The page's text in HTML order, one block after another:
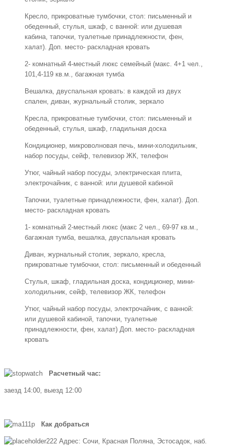
Кресло, прикроватные тумбочки, стол: письменный и
обеденный, стулья, шкаф, с ванной: или душевая
кабина, тапочки, туалетные принадлежности, фен,
халат). Доп. место- раскладная кровать
2- комнатный 4-местный люкс семейный (макс. 4+1 чел.,
101,4-119 кв.м., багажная тумба
Вешалка, двуспальная кровать: в каждой из двух
спален, диван, журнальный столик, зеркало
Кресла, прикроватные тумбочки, стол: письменный и
обеденный, стулья, шкаф, гладильная доска
Кондиционер, микроволновая печь, мини-холодильник,
набор посуды, сейф, телевизор ЖК, телефон
Утюг, чайный набор посуды, электрическая плита,
электрочайник, с ванной: или душевой кабиной
Тапочки, туалетные принадлежности, фен, халат). Доп.
место- раскладная кровать
1- комнатный 2-местный люкс (макс 2 чел., 69-97 кв.м.,
багажная тумба, вешалка, двуспальная кровать
Диван, журнальный столик, зеркало, кресла,
прикроватные тумбочки, стол: письменный и обеденный
Стулья, шкаф, гладильная доска, кондиционер, мини-
холодильник, сейф, телевизор ЖК, телефон
Утюг, чайный набор посуды, электрочайник, с ванной:
или душевой кабиной, тапочки, туалетные
принадлежности, фен, халат) Доп. место- раскладная
кровать
Расчетный час:
заезд 14:00, выезд 12:00
Как добраться
Адрес: Сочи, Красная Поляна, Эстосадок, наб.